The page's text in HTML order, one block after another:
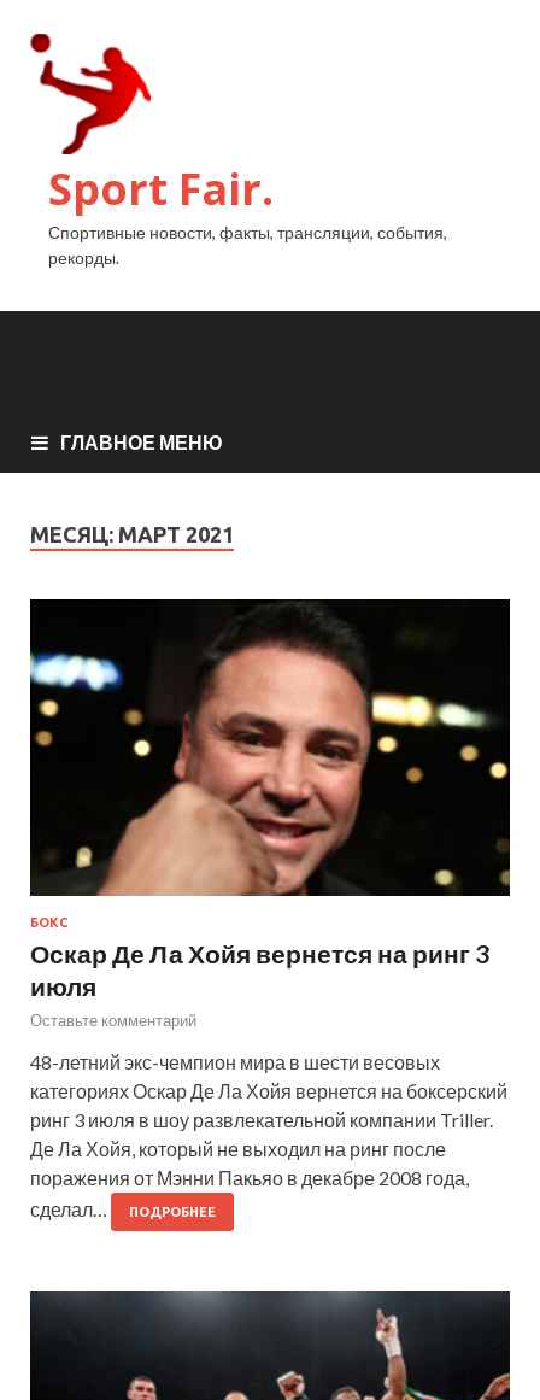
Sport Fair.
Спортивные новости, факты, трансляции, события,
рекорды.
ГЛАВНОЕ МЕНЮ
МЕСЯЦ: МАРТ 2021
БОКС
Оскар Де Ла Хойя вернется на ринг 3
июля
Оставьте комментарий
48-летний экс-чемпион мира в шести весовых
категориях Оскар Де Ла Хойя вернется на боксерский
ринг 3 июля в шоу развлекательной компании Triller.
Де Ла Хойя, который не выходил на ринг после
поражения от Мэнни Пакьяо в декабре 2008 года,
сделал…
ПОДРОБНЕЕ